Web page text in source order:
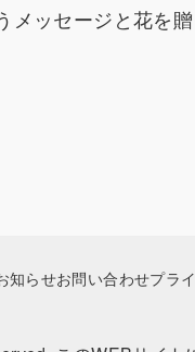
ッセージと花を贈
知らせお問い合わせプラ